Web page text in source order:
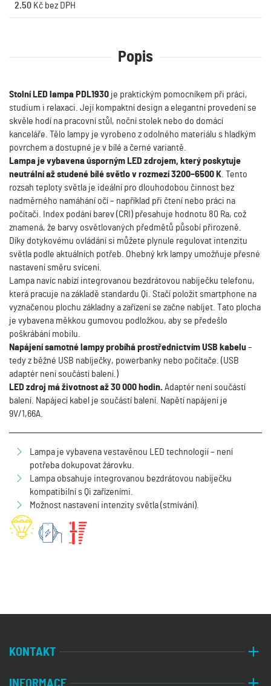
2.50 Kč bez DPH
Popis
Stolní LED lampa PDL1930 je praktickým pomocníkem při práci,
studium i relaxaci. Její kompaktní design a elegantní provedení se
skvěle hodí na pracovní stůl, noční stolek nebo do domácí
kanceláře. Tělo lampy je vyrobeno z odolného materiálu s hladkým
povrchem a dostupné je v bílé a černé variantě.
Lampa je vybavena úsporným LED zdrojem, který poskytuje
neutrální až studené bílé světlo v rozmezí 3200–6500 K . Tento
rozsah teploty světla je ideální pro dlouhodobou činnost bez
nadměrného namáhání očí – například při čtení nebo práci na
počítači. Index podání barev (CRI) přesahuje hodnotu 80 Ra, což
znamená, že barvy osvětlovaných předmětů působí přirozeně.
Díky dotykovému ovládání si můžete plynule regulovat intenzitu
světla podle aktuálních potřeb. Ohebný krk lampy umožňuje přesné
nastavení směru svícení.
Lampa navíc nabízí integrovanou bezdrátovou nabíječku telefonu,
která pracuje na základě standardu Qi. Stačí položit smartphone na
vyznačenou plochu základny a zařízení se začne nabíjet. Tato plocha
je vybavena měkkou gumovou podložkou, aby se předešlo
poškrábání mobilu.
Napájení samotné lampy probíhá prostřednictvím USB kabelu–
tedy z běžné USB nabíječky, powerbanky nebo počítače. (USB
adaptér není součástí balení.)
LED zdroj má životnost až 30 000 hodin. Adaptér není součástí
balení. Napájecí kabel je součástí balení. Napětí napájení je
9V/1,66A.
Lampa je vybavena vestavěnou LED technologií – není
potřeba dokupovat žárovku.
Lampa obsahuje integrovanou bezdrátovou nabíječku
kompatibilní s Qi zařízeními.
Možnost nastavení intenzity světla (stmívání).
KONTAKT
INFORMACE